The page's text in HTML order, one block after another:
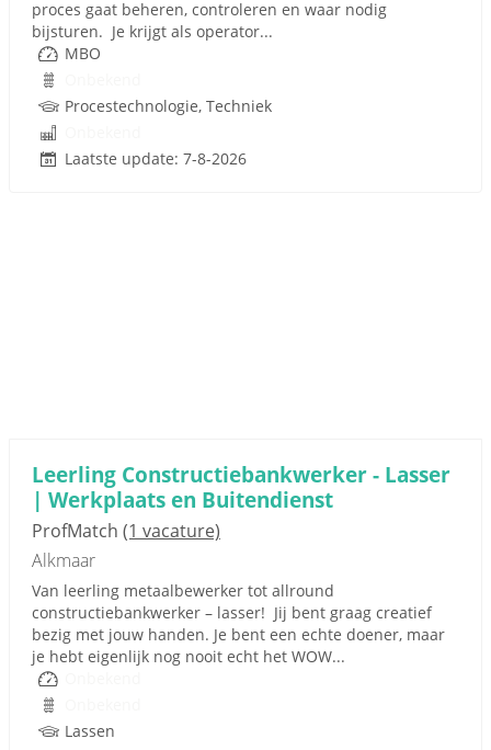
proces gaat beheren, controleren en waar nodig
bijsturen. Je krijgt als operator...
MBO
Procestechnologie, Techniek
Laatste update: 7-8-2026
Leerling Constructiebankwerker - Lasser
| Werkplaats en Buitendienst
ProfMatch (1 vacature)
Alkmaar
Van leerling metaalbewerker tot allround
constructiebankwerker – lasser! Jij bent graag creatief
bezig met jouw handen. Je bent een echte doener, maar
je hebt eigenlijk nog nooit echt het WOW...
Lassen